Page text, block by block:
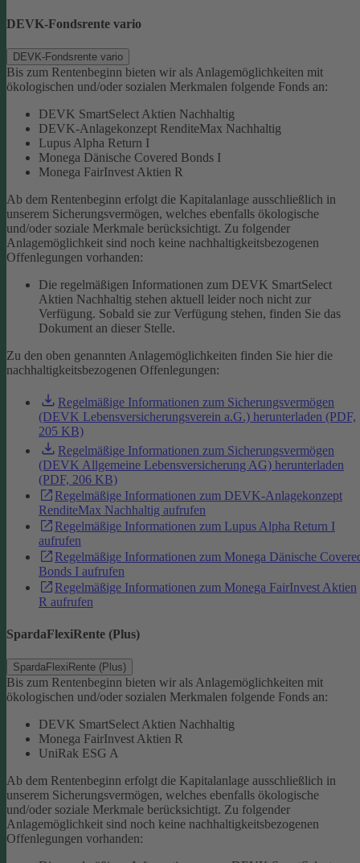
DEVK-Fondsrente vario
DEVK-Fondsrente vario
Bis zum Rentenbeginn bieten wir als Anlagemöglichkeiten mit
ökologischen und/oder sozialen Merkmalen folgende Fonds an:
DEVK SmartSelect Aktien Nachhaltig
DEVK-Anlagekonzept RenditeMax Nachhaltig
Lupus Alpha Return I
Monega Dänische Covered Bonds I
Monega FairInvest Aktien R
Ab dem Rentenbeginn erfolgt die Kapitalanlage ausschließlich in
unserem Sicherungsvermögen, welches ebenfalls ökologische
und/oder soziale Merkmale berücksichtigt. Zu folgender
Anlagemöglichkeit sind noch keine nachhaltigkeitsbezogenen
Offenlegungen vorhanden:
Die regelmäßigen Informationen zum DEVK SmartSelect
Aktien Nachhaltig stehen aktuell leider noch nicht zur
Verfügung. Sobald sie zur Verfügung stehen, finden Sie das
Dokument an dieser Stelle.
Zu den oben genannten Anlagemöglichkeiten finden Sie hier die
nachhaltigkeitsbezogenen Offenlegungen:
Regelmäßige Informationen zum Sicherungsvermögen
(DEVK Lebensversicherungsverein a.G.) herunterladen (PDF,
205 KB)
Regelmäßige Informationen zum Sicherungsvermögen
(DEVK Allgemeine Lebensversicherung AG) herunterladen
(PDF, 206 KB)
Regelmäßige Informationen zum DEVK-Anlagekonzept
RenditeMax Nachhaltig aufrufen
Regelmäßige Informationen zum Lupus Alpha Return I
aufrufen
Regelmäßige Informationen zum Monega Dänische
Bonds I aufrufen
Regelmäßige Informationen zum Monega FairInvest Aktien
R aufrufen
SpardaFlexiRente (Plus)
SpardaFlexiRente (Plus)
Bis zum Rentenbeginn bieten wir als Anlagemöglichkeiten mit
ökologischen und/oder sozialen Merkmalen folgende Fonds an:
DEVK SmartSelect Aktien Nachhaltig
Monega FairInvest Aktien R
UniRak ESG A
Ab dem Rentenbeginn erfolgt die Kapitalanlage ausschließlich in
unserem Sicherungsvermögen, welches ebenfalls ökologische
und/oder soziale Merkmale berücksichtigt. Zu folgender
Anlagemöglichkeit sind noch keine nachhaltigkeitsbezogenen
Offenlegungen vorhanden: